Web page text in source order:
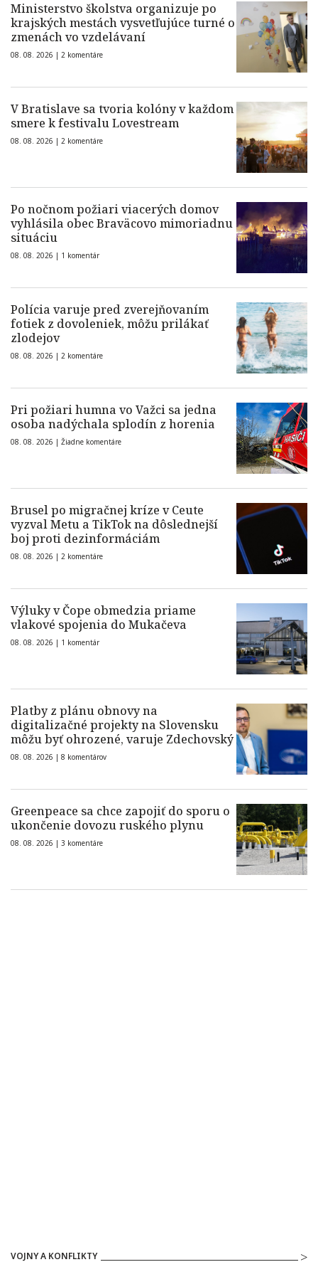
Ministerstvo školstva organizuje po
krajských mestách vysvetľujúce turné o
zmenách vo vzdelávaní
08. 08. 2026 | 2 komentáre
V Bratislave sa tvoria kolóny v každom
smere k festivalu Lovestream
08. 08. 2026 | 2 komentáre
Po nočnom požiari viacerých domov
vyhlásila obec Braväcovo mimoriadnu
situáciu
08. 08. 2026 | 1 komentár
Polícia varuje pred zverejňovaním
fotiek z dovoleniek, môžu prilákať
zlodejov
08. 08. 2026 | 2 komentáre
Pri požiari humna vo Važci sa jedna
osoba nadýchala splodín z horenia
08. 08. 2026 | Žiadne komentáre
Brusel po migračnej kríze v Ceute
vyzval Metu a TikTok na dôslednejší
boj proti dezinformáciám
08. 08. 2026 | 2 komentáre
Výluky v Čope obmedzia priame
vlakové spojenia do Mukačeva
08. 08. 2026 | 1 komentár
Platby z plánu obnovy na
digitalizačné projekty na Slovensku
môžu byť ohrozené, varuje Zdechovský
08. 08. 2026 | 8 komentárov
Greenpeace sa chce zapojiť do sporu o
ukončenie dovozu ruského plynu
08. 08. 2026 | 3 komentáre
VOJNY A KONFLIKTY